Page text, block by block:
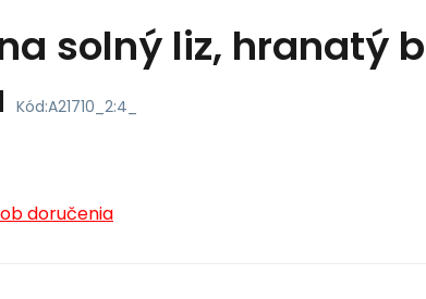
solný liz, hranatý
Kód:A21710_2:4_
doručenia